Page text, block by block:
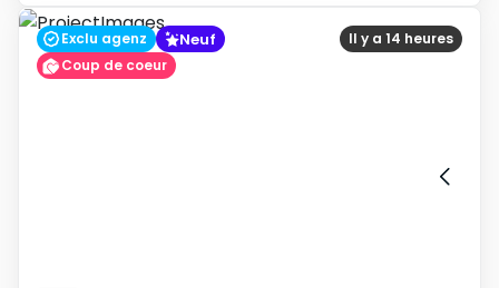
Il y a 14 heures
Exclu agenz Neuf
Coup de coeur